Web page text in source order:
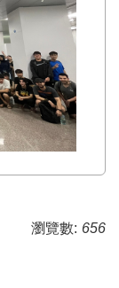
瀏覽數: 656